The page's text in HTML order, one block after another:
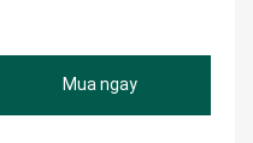
Mua ngay